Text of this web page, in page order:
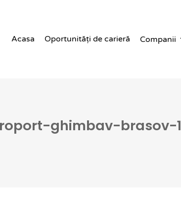
Acasa Oportunități de carieră Companii
ghimbav-brasov-